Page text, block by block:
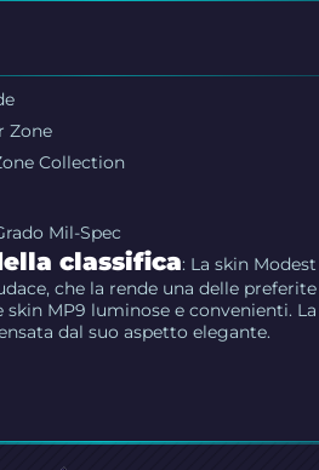
Zone
Collection
Mil-Spec
classifica: La skin
che la rende una delle
skin MP9 luminose e convenienti.
dal suo aspetto elegante.